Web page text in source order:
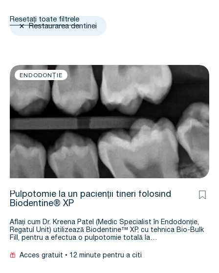
Resetați toate filtrele
Restaurarea dentinei
ENDODONȚIE
Pulpotomie la un pacienții tineri folosind
Biodentine® XP
Aflați cum Dr. Kreena Patel (Medic Specialist în Endodonție,
Regatul Unit) utilizează Biodentine™ XP, cu tehnica Bio-Bulk
Fill, pentru a efectua o pulpotomie totală la…
Acces gratuit 12 minute pentru a citi